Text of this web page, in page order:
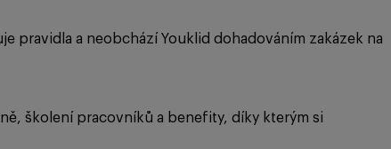
pravidla a neobchází Youklid dohadováním zakázek na
školení pracovníků a benefity, díky kterým si